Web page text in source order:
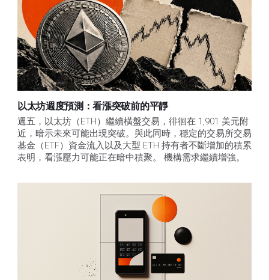
以太坊週度預測：看漲突破前的平靜
週五，以太坊（ETH）繼續橫盤交易，徘徊在 1,901 美元附
近，暗示未來可能出現突破。與此同時，穩定的交易所交易
基金（ETF）資金流入以及大型 ETH 持有者不斷增加的積累
表明，看漲壓力可能正在暗中積聚。 機構需求繼續增強。